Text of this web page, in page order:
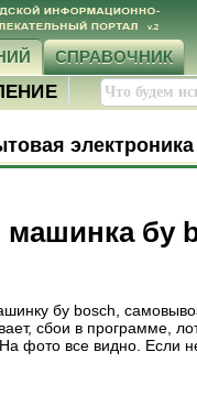
СПРАВОЧНИК
электроника
машинка бу
бу bosch,
сбои в программе,
фото все видно. Если